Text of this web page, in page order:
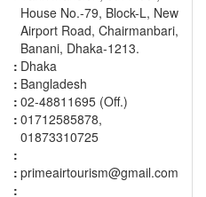
House No.-79, Block-L, New
Airport Road, Chairmanbari,
Banani, Dhaka-1213.
: Dhaka
: Bangladesh
: 02-48811695 (Off.)
: 01712585878,
01873310725
:
: primeairtourism@gmail.com
: